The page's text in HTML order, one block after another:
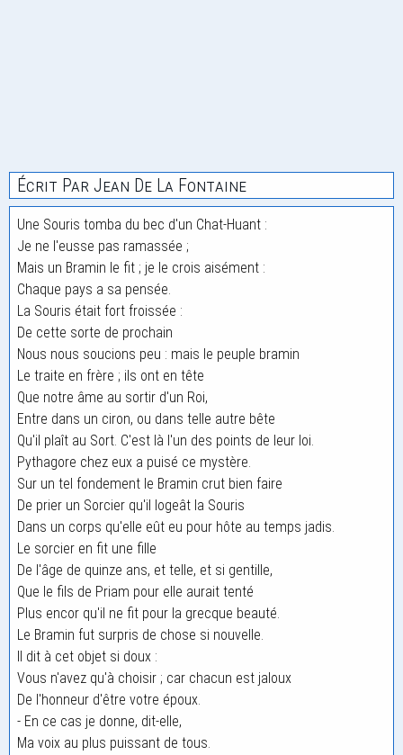
Écrit Par Jean De La Fontaine
Une Souris tomba du bec d'un Chat-Huant :
Je ne l'eusse pas ramassée ;
Mais un Bramin le fit ; je le crois aisément :
Chaque pays a sa pensée.
La Souris était fort froissée :
De cette sorte de prochain
Nous nous soucions peu : mais le peuple bramin
Le traite en frère ; ils ont en tête
Que notre âme au sortir d'un Roi,
Entre dans un ciron, ou dans telle autre bête
Qu'il plaît au Sort. C'est là l'un des points de leur loi.
Pythagore chez eux a puisé ce mystère.
Sur un tel fondement le Bramin crut bien faire
De prier un Sorcier qu'il logeât la Souris
Dans un corps qu'elle eût eu pour hôte au temps jadis.
Le sorcier en fit une fille
De l'âge de quinze ans, et telle, et si gentille,
Que le fils de Priam pour elle aurait tenté
Plus encor qu'il ne fit pour la grecque beauté.
Le Bramin fut surpris de chose si nouvelle.
Il dit à cet objet si doux :
Vous n'avez qu'à choisir ; car chacun est jaloux
De l'honneur d'être votre époux.
- En ce cas je donne, dit-elle,
Ma voix au plus puissant de tous.